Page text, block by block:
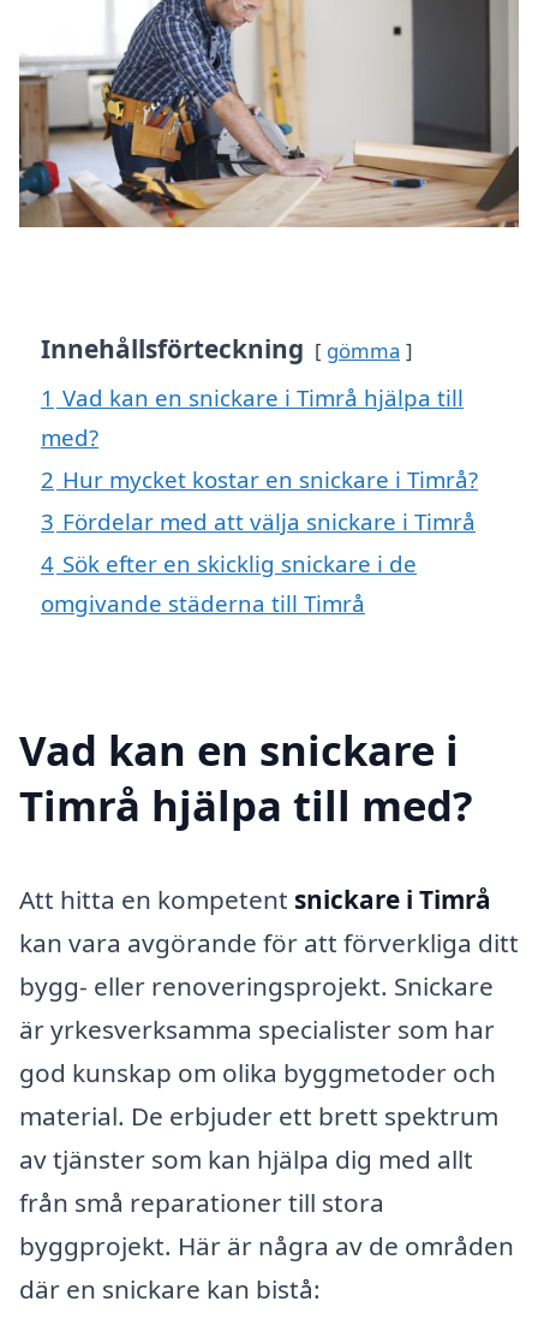
Innehållsförteckning gömma
1 Vad kan en snickare i Timrå hjälpa till
med?
2 Hur mycket kostar en snickare i Timrå?
3 Fördelar med att välja snickare i Timrå
4 Sök efter en skicklig snickare i de
omgivande städerna till Timrå
Vad kan en snickare i
Timrå hjälpa till med?
Att hitta en kompetent snickare i Timrå
kan vara avgörande för att förverkliga ditt
bygg- eller renoveringsprojekt. Snickare
är yrkesverksamma specialister som har
god kunskap om olika byggmetoder och
material. De erbjuder ett brett spektrum
av tjänster som kan hjälpa dig med allt
från små reparationer till stora
byggprojekt. Här är några av de områden
där en snickare kan bistå: